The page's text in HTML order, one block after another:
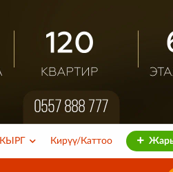
КЫРГ Кирүү/Каттоо